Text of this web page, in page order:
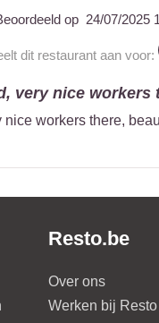
op 24/07/2025
dit restaurant aan voor:
very nice workers
nice workers there,
Resto.be
Over ons
Werken bij